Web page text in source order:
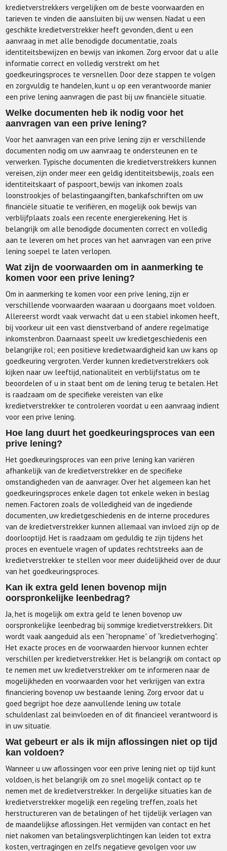
kredietverstrekkers vergelijken om de beste voorwaarden en
tarieven te vinden die aansluiten bij uw wensen. Nadat u een
geschikte kredietverstrekker heeft gevonden, dient u een
aanvraag in met alle benodigde documentatie, zoals
identiteitsbewijzen en bewijs van inkomen. Zorg ervoor dat u alle
informatie correct en volledig verstrekt om het
goedkeuringsproces te versnellen. Door deze stappen te volgen
en zorgvuldig te handelen, kunt u op een verantwoorde manier
een prive lening aanvragen die past bij uw financiële situatie.
Welke documenten heb ik nodig voor het
aanvragen van een prive lening?
Voor het aanvragen van een prive lening zijn er verschillende
documenten nodig om uw aanvraag te ondersteunen en te
verwerken. Typische documenten die kredietverstrekkers kunnen
vereisen, zijn onder meer een geldig identiteitsbewijs, zoals een
identiteitskaart of paspoort, bewijs van inkomen zoals
loonstrookjes of belastingaangiften, bankafschriften om uw
financiële situatie te verifiëren, en mogelijk ook bewijs van
verblijfplaats zoals een recente energierekening. Het is
belangrijk om alle benodigde documenten correct en volledig
aan te leveren om het proces van het aanvragen van een prive
lening soepel te laten verlopen.
Wat zijn de voorwaarden om in aanmerking te
komen voor een prive lening?
Om in aanmerking te komen voor een prive lening, zijn er
verschillende voorwaarden waaraan u doorgaans moet voldoen.
Allereerst wordt vaak verwacht dat u een stabiel inkomen heeft,
bij voorkeur uit een vast dienstverband of andere regelmatige
inkomstenbron. Daarnaast speelt uw kredietgeschiedenis een
belangrijke rol; een positieve kredietwaardigheid kan uw kans op
goedkeuring vergroten. Verder kunnen kredietverstrekkers ook
kijken naar uw leeftijd, nationaliteit en verblijfstatus om te
beoordelen of u in staat bent om de lening terug te betalen. Het
is raadzaam om de specifieke vereisten van elke
kredietverstrekker te controleren voordat u een aanvraag indient
voor een prive lening.
Hoe lang duurt het goedkeuringsproces van een
prive lening?
Het goedkeuringsproces van een prive lening kan variëren
afhankelijk van de kredietverstrekker en de specifieke
omstandigheden van de aanvrager. Over het algemeen kan het
goedkeuringsproces enkele dagen tot enkele weken in beslag
nemen. Factoren zoals de volledigheid van de ingediende
documenten, uw kredietgeschiedenis en de interne procedures
van de kredietverstrekker kunnen allemaal van invloed zijn op de
doorlooptijd. Het is raadzaam om geduldig te zijn tijdens het
proces en eventuele vragen of updates rechtstreeks aan de
kredietverstrekker te stellen voor meer duidelijkheid over de duur
van het goedkeuringsproces.
Kan ik extra geld lenen bovenop mijn
oorspronkelijke leenbedrag?
Ja, het is mogelijk om extra geld te lenen bovenop uw
oorspronkelijke leenbedrag bij sommige kredietverstrekkers. Dit
wordt vaak aangeduid als een “heropname” of “kredietverhoging”.
Het exacte proces en de voorwaarden hiervoor kunnen echter
verschillen per kredietverstrekker. Het is belangrijk om contact op
te nemen met uw kredietverstrekker om te informeren naar de
mogelijkheden en voorwaarden voor het verkrijgen van extra
financiering bovenop uw bestaande lening. Zorg ervoor dat u
goed begrijpt hoe deze aanvullende lening uw totale
schuldenlast zal beïnvloeden en of dit financieel verantwoord is
in uw situatie.
Wat gebeurt er als ik mijn aflossingen niet op tijd
kan voldoen?
Wanneer u uw aflossingen voor een prive lening niet op tijd kunt
voldoen, is het belangrijk om zo snel mogelijk contact op te
nemen met de kredietverstrekker. In dergelijke situaties kan de
kredietverstrekker mogelijk een regeling treffen, zoals het
herstructureren van de betalingen of het tijdelijk verlagen van
de maandelijkse aflossingen. Het vermijden van contact en het
niet nakomen van betalingsverplichtingen kan leiden tot extra
kosten, vertragingen en zelfs negatieve gevolgen voor uw